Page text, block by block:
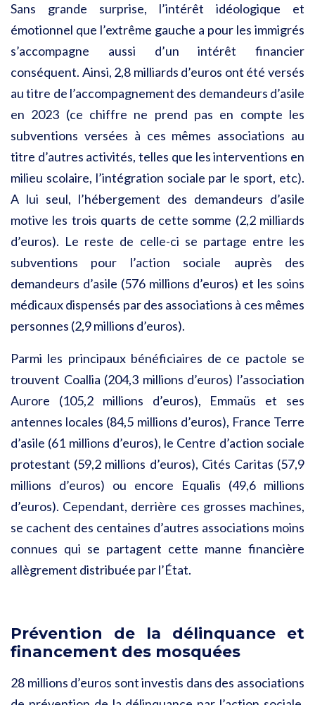
Sans grande surprise, l’intérêt idéologique et
émotionnel que l’extrême gauche a pour les immigrés
s’accompagne aussi d’un intérêt financier
conséquent. Ainsi, 2,8 milliards d’euros ont été versés
au titre de l’accompagnement des demandeurs d’asile
en 2023 (ce chiffre ne prend pas en compte les
subventions versées à ces mêmes associations au
titre d’autres activités, telles que les interventions en
milieu scolaire, l’intégration sociale par le sport, etc).
A lui seul, l’hébergement des demandeurs d’asile
motive les trois quarts de cette somme (2,2 milliards
d’euros). Le reste de celle-ci se partage entre les
subventions pour l’action sociale auprès des
demandeurs d’asile (576 millions d’euros) et les soins
médicaux dispensés par des associations à ces mêmes
personnes (2,9 millions d’euros).
Parmi les principaux bénéficiaires de ce pactole se
trouvent Coallia (204,3 millions d’euros) l’association
Aurore (105,2 millions d’euros), Emmaüs et ses
antennes locales (84,5 millions d’euros), France Terre
d’asile (61 millions d’euros), le Centre d’action sociale
protestant (59,2 millions d’euros), Cités Caritas (57,9
millions d’euros) ou encore Equalis (49,6 millions
d’euros). Cependant, derrière ces grosses machines,
se cachent des centaines d’autres associations moins
connues qui se partagent cette manne financière
allègrement distribuée par l’État.
Prévention de la délinquance et
financement des mosquées
28 millions d’euros sont investis dans des associations